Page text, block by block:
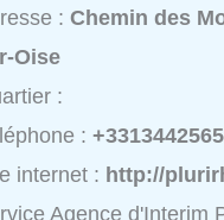
:Chemin des
Oise
:
:
internet : http://
Agence d'Interim